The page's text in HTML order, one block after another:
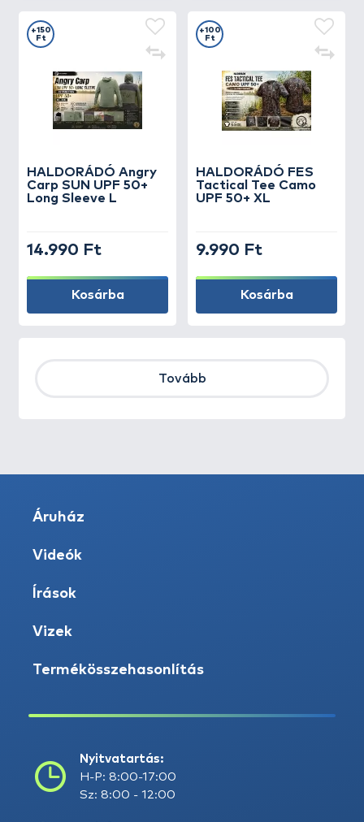
HALDORÁDÓ Angry
Carp SUN UPF 50+
Long Sleeve L
+150
Ft
14.990 Ft
Kosárba
HALDORÁDÓ FES
Tactical Tee Camo
UPF 50+ XL
+100
Ft
9.990 Ft
Kosárba
Tovább
Áruház
Videók
Írások
Vizek
Termékösszehasonlítás
Nyitvatartás:
H-P: 8:00-17:00
Sz: 8:00 - 12:00